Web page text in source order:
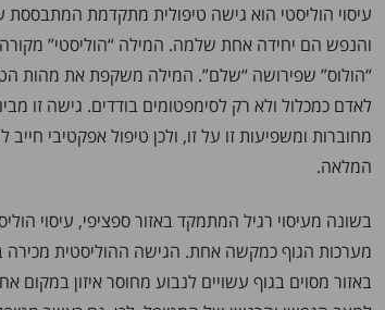
עיסוי הוליסטי הוא גישה טיפולית מתקדמת
והנפש הם יחידה אחת שלמה. המילה “הוליסטי” מקורה
“הולוס” שפירושה “שלם”. המילה משקפת את מהות
לאדם כמכלול ולא רק לסימפטומים בודדים. גישה זו
מחוברות ומשפיעות זו על זו, ולכן טיפול אפקטיבי
המלאה.
בשונה מעיסוי רגיל המתמקד באזור ספציפי, עיסוי
מערכות הגוף כמקשה אחת. הגישה ההוליסטית מכירה
באזור מסוים בגוף עשויים לנבוע מחוסר איזון במקום